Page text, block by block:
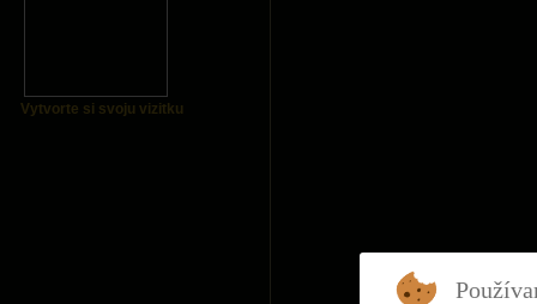
Vytvorte si svoju vizitku